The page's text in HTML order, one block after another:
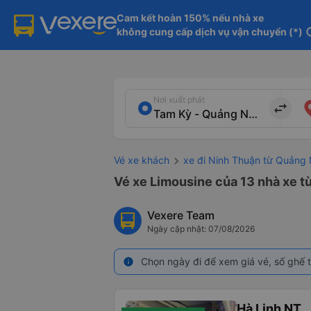
Cam kết hoàn 150% nếu nhà xe
không cung cấp dịch vụ vận chuyển (*)
Nơi xuất phát
import_export
Vé xe khách xe đi Ninh Thuận từ Quảng
Vé xe Limousine của 13 nhà xe
Vexere Team
Ngày cập nhật: 07/08/2026
info Chọn ngày đi để xem giá vé, số